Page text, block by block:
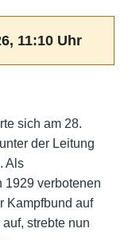
11:10 Uhr
sich am 28.
der Leitung
Als
1929 verbotenen
Kampfbund auf
strebte nun